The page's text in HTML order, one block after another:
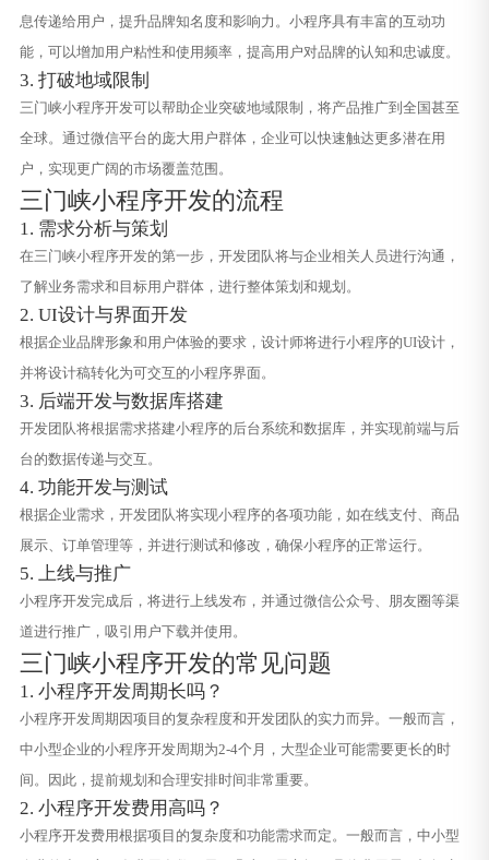
息传递给用户，提升品牌知名度和影响力。小程序具有丰富的互动功
能，可以增加用户粘性和使用频率，提高用户对品牌的认知和忠诚度。
3. 打破地域限制
三门峡小程序开发可以帮助企业突破地域限制，将产品推广到全国甚至
全球。通过微信平台的庞大用户群体，企业可以快速触达更多潜在用
户，实现更广阔的市场覆盖范围。
三门峡小程序开发的流程
1. 需求分析与策划
在三门峡小程序开发的第一步，开发团队将与企业相关人员进行沟通，
了解业务需求和目标用户群体，进行整体策划和规划。
2. UI设计与界面开发
根据企业品牌形象和用户体验的要求，设计师将进行小程序的UI设计，
并将设计稿转化为可交互的小程序界面。
3. 后端开发与数据库搭建
开发团队将根据需求搭建小程序的后台系统和数据库，并实现前端与后
台的数据传递与交互。
4. 功能开发与测试
根据企业需求，开发团队将实现小程序的各项功能，如在线支付、商品
展示、订单管理等，并进行测试和修改，确保小程序的正常运行。
5. 上线与推广
小程序开发完成后，将进行上线发布，并通过微信公众号、朋友圈等渠
道进行推广，吸引用户下载并使用。
三门峡小程序开发的常见问题
1. 小程序开发周期长吗？
小程序开发周期因项目的复杂程度和开发团队的实力而异。一般而言，
中小型企业的小程序开发周期为2-4个月，大型企业可能需要更长的时
间。因此，提前规划和合理安排时间非常重要。
2. 小程序开发费用高吗？
小程序开发费用根据项目的复杂度和功能需求而定。一般而言，中小型